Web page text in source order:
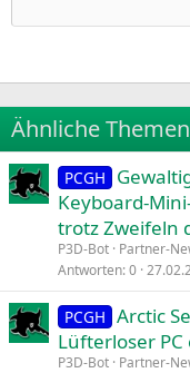
22
26
Ähnliche Themen
PCGH
Keyboard-
trotz Zweifeln
P3D-Bot Partner-
Antworten 0
PCGH Arctic
Lüfterloser
P3D-Bot Partner-